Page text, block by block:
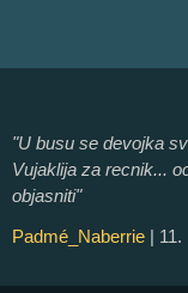
"U busu se devojka
Vujaklija za recnik...
objasniti"
Padmé_Naberrie | 11.